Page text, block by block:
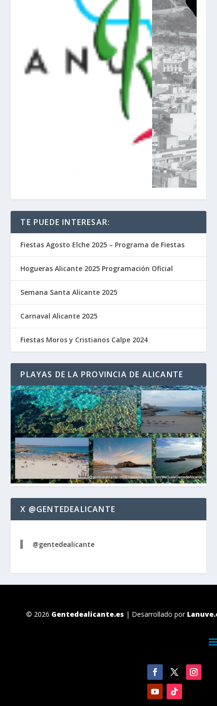
TE PUEDE INTERESAR:
Fiestas Agosto Elche 2025 – Programa de Fiestas
Hogueras Alicante 2025 Programación Oficial
Semana Santa Alicante 2025
Carnaval Alicante 2025
Fiestas Moros y Cristianos Calpe 2024
PLAYAS DE LA PROVINCIA DE ALICANTE
X @GENTEDEALICANTE
@gentedealicante
© 2026 Gentedealicante.es | Desarrollado por